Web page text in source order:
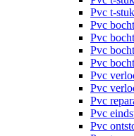
Pvc t-
Pvc
Pvc
Pvc
Pvc
Pvc
Pvc
Pvc
Pvc
Pvc